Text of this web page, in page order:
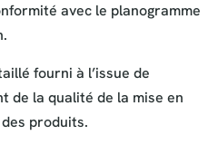
avec le planogramme
fourni à l’issue de
de la qualité de la mise en
des produits.